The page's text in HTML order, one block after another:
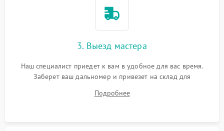
3. Выезд мастера
Наш специалист приедет к вам в удобное для вас время.
Заберет ваш дальномер и привезет на склад для
Подробнее